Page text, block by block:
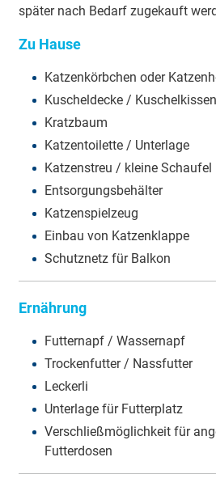
später nach Bedarf zugekauft
Zu Hause
Katzenkörbchen oder
Kuscheldecke / Kuschelkissen
Kratzbaum
Katzentoilette / Unterlage
Katzenstreu / kleine Schaufel
Entsorgungsbehälter
Katzenspielzeug
Einbau von Katzenklappe
Schutznetz für Balkon
Ernährung
Futternapf / Wassernapf
Trockenfutter / Nassfutter
Leckerli
Unterlage für Futterplatz
Verschließmöglichkeit für
Futterdosen